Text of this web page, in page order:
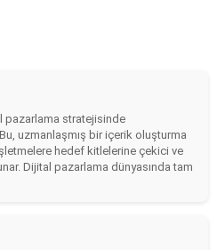
pazarlama stratejisinde
uzmanlaşmış bir içerik oluşturma
hedef kitlelerine çekici ve
Dijital pazarlama dünyasında tam